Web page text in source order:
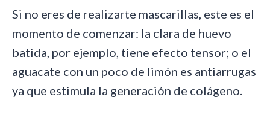
Si no eres de realizarte mascarillas, este es el
momento de comenzar: la clara de huevo
batida, por ejemplo, tiene efecto tensor; o el
aguacate con un poco de limón es antiarrugas
ya que estimula la generación de colágeno.